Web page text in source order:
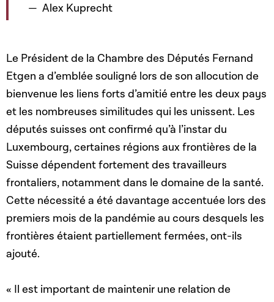
Alex Kuprecht
Le Président de la Chambre des Députés Fernand
Etgen a d’emblée souligné lors de son allocution de
bienvenue les liens forts d’amitié entre les deux pays
et les nombreuses similitudes qui les unissent. Les
députés suisses ont confirmé qu’à l’instar du
Luxembourg, certaines régions aux frontières de la
Suisse dépendent fortement des travailleurs
frontaliers, notamment dans le domaine de la santé.
Cette nécessité a été davantage accentuée lors des
premiers mois de la pandémie au cours desquels les
frontières étaient partiellement fermées, ont-ils
ajouté.
« Il est important de maintenir une relation de